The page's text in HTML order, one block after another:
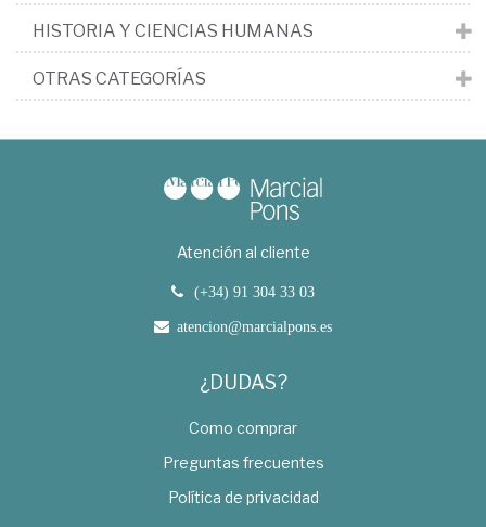
HISTORIA Y CIENCIAS HUMANAS
OTRAS CATEGORÍAS
Atención al cliente
(+34) 91 304 33 03
atencion@marcialpons.es
¿DUDAS?
Como comprar
Preguntas frecuentes
Política de privacidad